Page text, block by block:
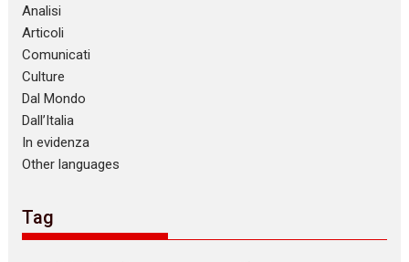
Analisi
Articoli
Comunicati
Culture
Dal Mondo
Dall’Italia
In evidenza
Other languages
Tag